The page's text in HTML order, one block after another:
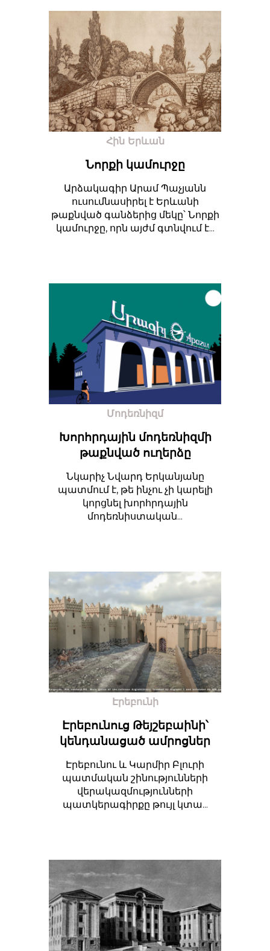
Հին Երևան
Նորքի կամուրջը
Արձակագիր Արամ Պաչյանն
ուսումնասիրել է Երևանի
թաքնված գանձերից մեկը՝ Նորքի
կամուրջը, որն այժմ գտնվում է...
Մոդեռնիզմ
Խորհրդային մոդեռնիզմի
թաքնված ուղերձը
Նկարիչ Նվարդ Երկանյանը
պատմում է, թե ինչու չի կարելի
կորցնել խորհրդային
մոդեռնիստական...
Էրեբունի
Էրեբունուց Թեյշեբաինի՝
կենդանացած ամրոցներ
Էրեբունու և Կարմիր Բլուրի
պատմական շինությունների
վերակազմությունների
պատկերագիրքը թույլ կտա...